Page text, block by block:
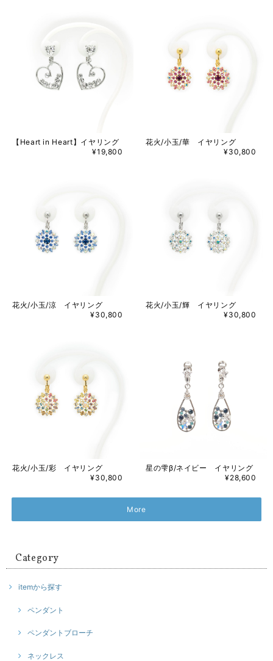
【Heart in Heart】イヤリング
¥19,800
花火/小玉/華 イヤリング
¥30,800
花火/小玉/涼 イヤリング
¥30,800
花火/小玉/輝 イヤリング
¥30,800
花火/小玉/彩 イヤリング
¥30,800
星の雫β/ネイビー イヤリング
¥28,600
More
Category
itemから探す
ペンダント
ペンダントブローチ
ネックレス